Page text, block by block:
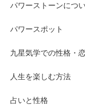
パワーストーンにつ
パワースポット
九星気学での性格・
人生を楽しむ方法
占いと性格